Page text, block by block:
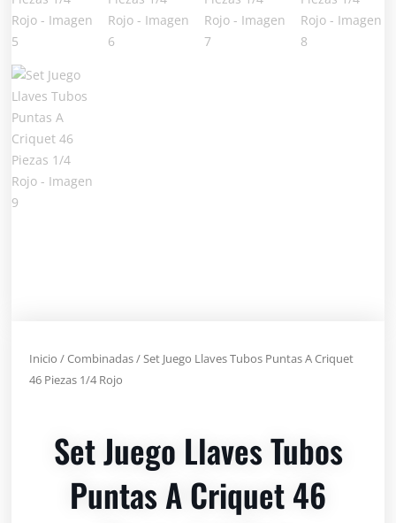
Inicio /Combinadas/ Set Juego Llaves Tubos Puntas A Criquet
46 Piezas 1/4 Rojo
Set Juego Llaves Tubos
Puntas A Criquet 46